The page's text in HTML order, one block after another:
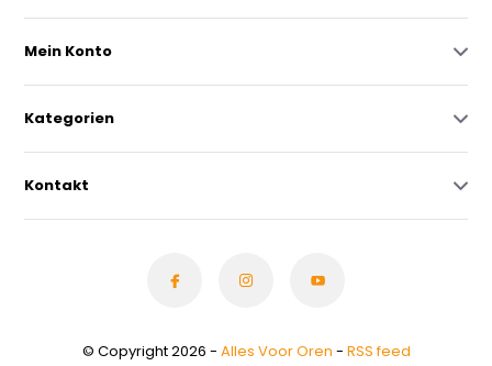
Mein Konto
Kategorien
Kontakt
© Copyright 2026 - Alles Voor Oren - RSS feed